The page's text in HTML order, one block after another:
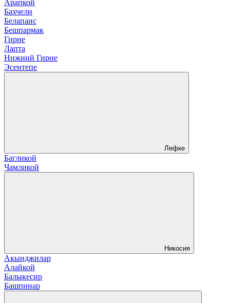
Арапкой
Бахчели
Белапаис
Бешпармак
Гирне
Лапта
Нижний Гирне
Эсентепе
Лефке
Багликой
Чамликой
Никосия
Акынджилар
Алайкой
Балыкесир
Башпинар